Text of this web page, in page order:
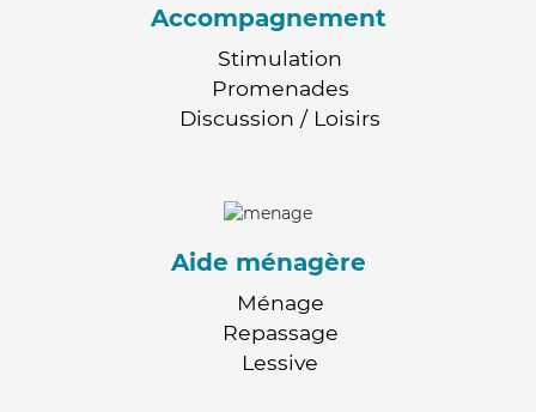
Accompagnement
Stimulation
Promenades
Discussion / Loisirs
Aide ménagère
Ménage
Repassage
Lessive